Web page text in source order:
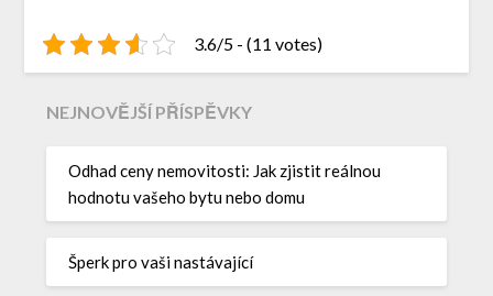
3.6/5 - (11 votes)
NEJNOVĚJŠÍ PŘÍSPĚVKY
Odhad ceny nemovitosti: Jak zjistit reálnou
hodnotu vašeho bytu nebo domu
Šperk pro vaši nastávající